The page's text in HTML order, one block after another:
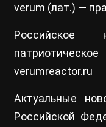
verum (лат.) —
Российское
verumreactor.ru
Актуальные
Российской